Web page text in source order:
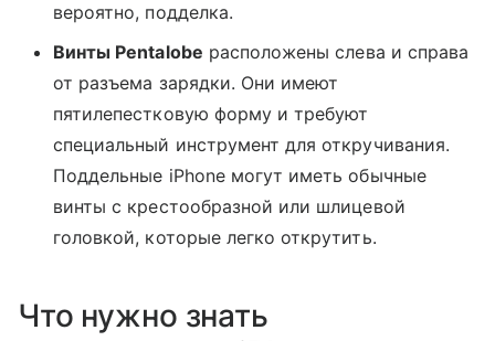
вероятно, подделка.
Винты Pentalobe расположены слева и справа
от разъема зарядки. Они имеют
пятилепестковую форму и требуют
специальный инструмент для откручивания.
Поддельные iPhone могут иметь обычные
винты с крестообразной или шлицевой
головкой, которые легко открутить.
Что нужно знать